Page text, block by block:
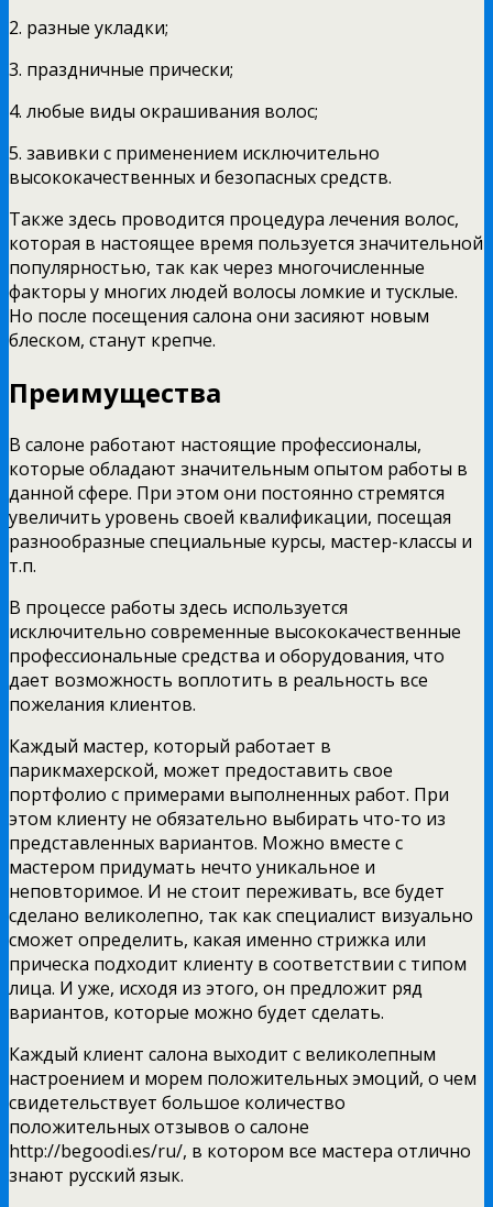
2. разные укладки;
3. праздничные прически;
4. любые виды окрашивания волос;
5. завивки с применением исключительно
высококачественных и безопасных средств.
Также здесь проводится процедура лечения волос,
которая в настоящее время пользуется значительной
популярностью, так как через многочисленные
факторы у многих людей волосы ломкие и тусклые.
Но после посещения салона они засияют новым
блеском, станут крепче.
Преимущества
В салоне работают настоящие профессионалы,
которые обладают значительным опытом работы в
данной сфере. При этом они постоянно стремятся
увеличить уровень своей квалификации, посещая
разнообразные специальные курсы, мастер-классы и
т.п.
В процессе работы здесь используется
исключительно современные высококачественные
профессиональные средства и оборудования, что
дает возможность воплотить в реальность все
пожелания клиентов.
Каждый мастер, который работает в
парикмахерской, может предоставить свое
портфолио с примерами выполненных работ. При
этом клиенту не обязательно выбирать что-то из
представленных вариантов. Можно вместе с
мастером придумать нечто уникальное и
неповторимое. И не стоит переживать, все будет
сделано великолепно, так как специалист визуально
сможет определить, какая именно стрижка или
прическа подходит клиенту в соответствии с типом
лица. И уже, исходя из этого, он предложит ряд
вариантов, которые можно будет сделать.
Каждый клиент салона выходит с великолепным
настроением и морем положительных эмоций, о чем
свидетельствует большое количество
положительных отзывов о салоне
http://begoodi.es/ru/, в котором все мастера отлично
знают русский язык.